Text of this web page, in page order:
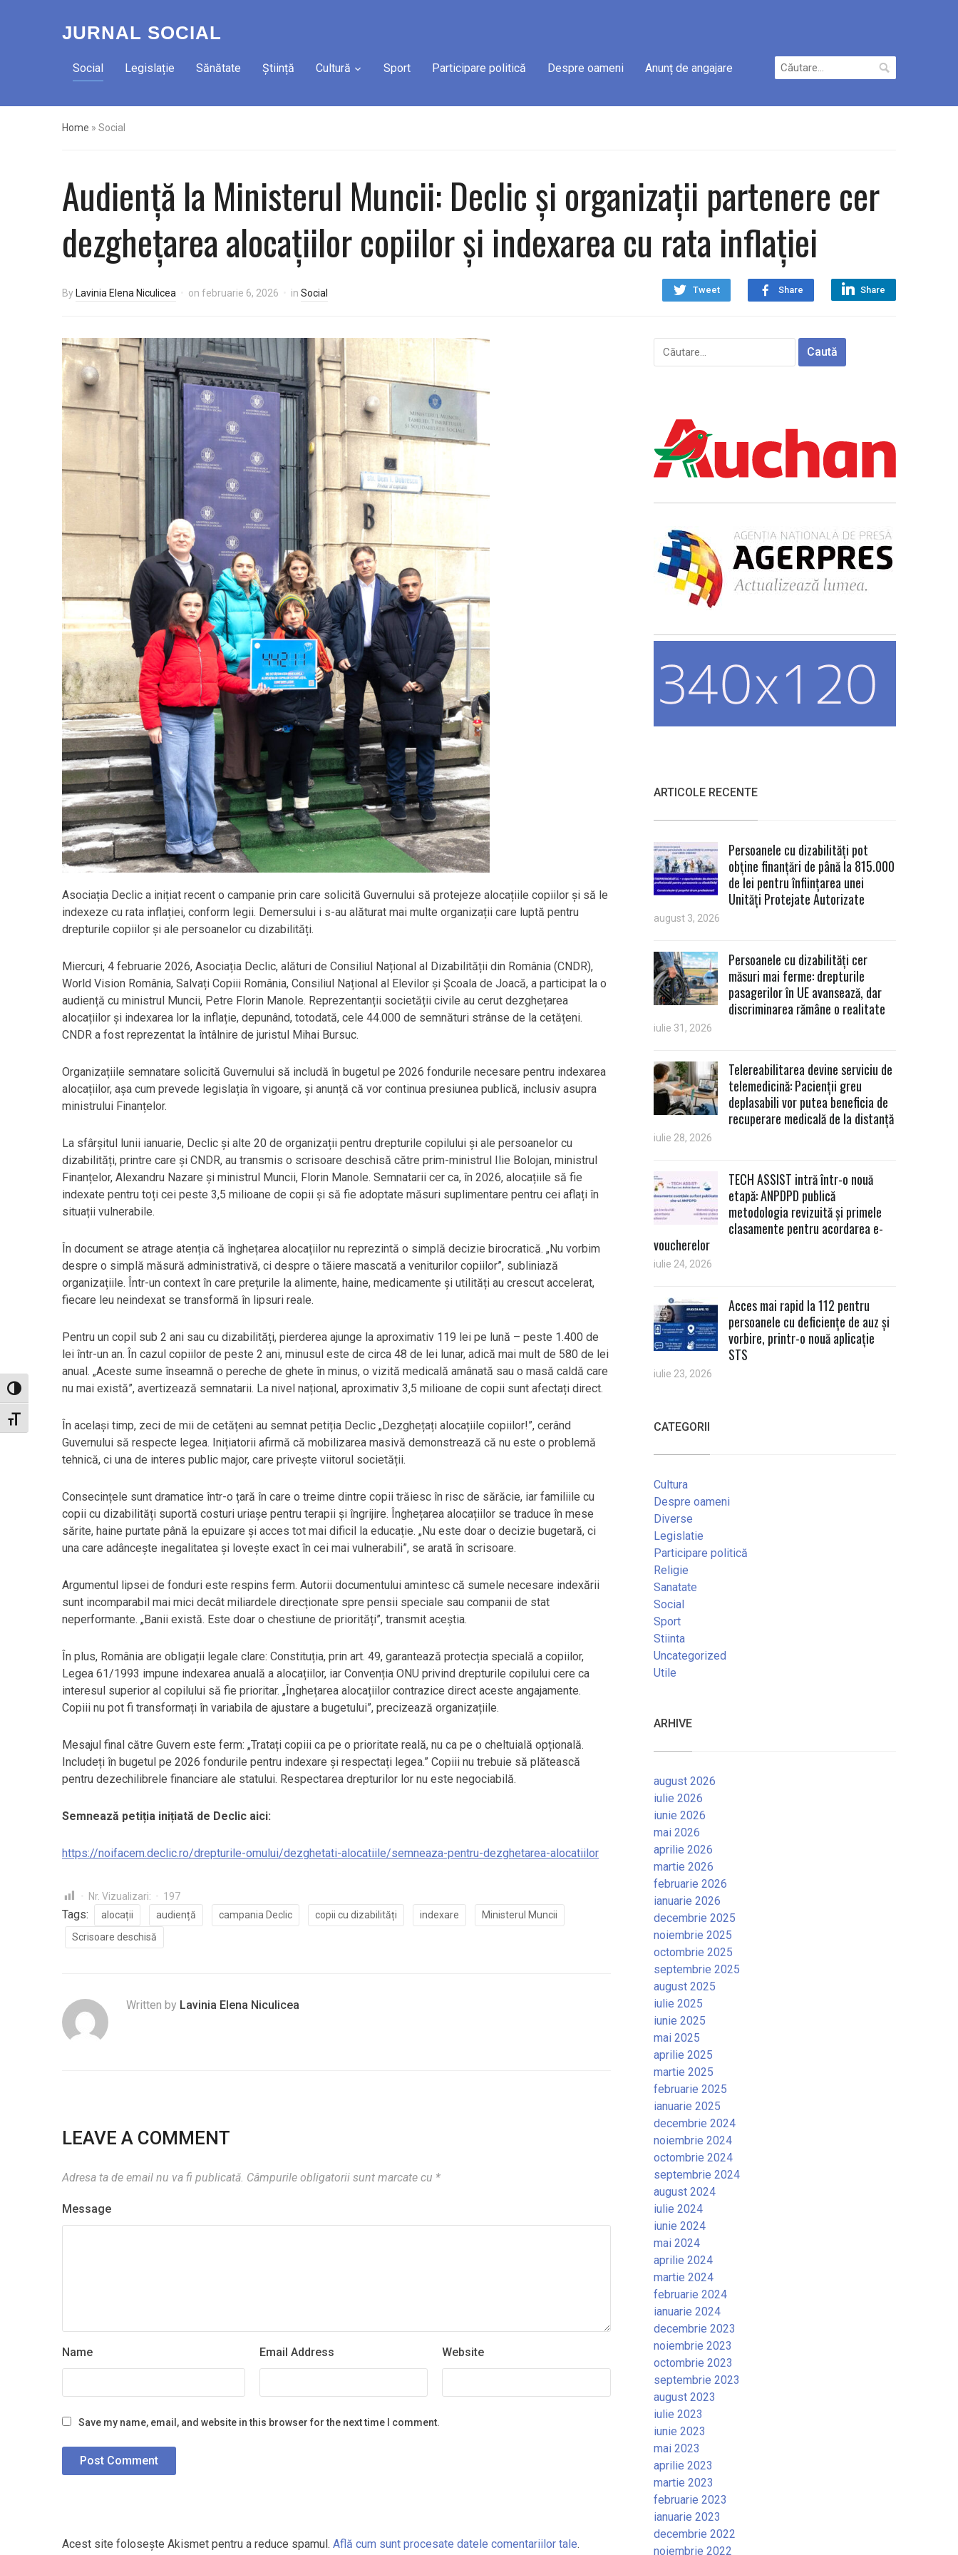
Toggle High Contrast
Toggle Font size
JURNAL SOCIAL
Social Legislație Sănătate Știință Cultură Sport Participare politică Despre oameni Anunț de angajare
Caută
după:
Home » Social
Audiență la Ministerul Muncii: Declic și organizații partenere cer
dezghețarea alocațiilor copiilor și indexarea cu rata inflației
Tweet Share Share
By Lavinia Elena Niculicea on februarie 6, 2026 in Social
Asociația Declic a inițiat recent o campanie prin care solicită Guvernului să protejeze alocațiile copiilor și să le
indexeze cu rata inflației, conform legii. Demersului i s-au alăturat mai multe organizații care luptă pentru
drepturile copiilor și ale persoanelor cu dizabilități.
Miercuri, 4 februarie 2026, Asociația Declic, alături de Consiliul Național al Dizabilității din România (CNDR),
World Vision România, Salvați Copiii România, Consiliul Național al Elevilor și Şcoala de Joacă, a participat la o
audiență cu ministrul Muncii, Petre Florin Manole. Reprezentanții societății civile au cerut dezghețarea
alocațiilor și indexarea lor la inflație, depunând, totodată, cele 44.000 de semnături strânse de la cetățeni.
CNDR a fost reprezentat la întâlnire de juristul Mihai Bursuc.
Organizațiile semnatare solicită Guvernului să includă în bugetul pe 2026 fondurile necesare pentru indexarea
alocațiilor, așa cum prevede legislația în vigoare, și anunță că vor continua presiunea publică, inclusiv asupra
ministrului Finanțelor.
La sfârșitul lunii ianuarie, Declic și alte 20 de organizații pentru drepturile copilului și ale persoanelor cu
dizabilități, printre care și CNDR, au transmis o scrisoare deschisă către prim-ministrul Ilie Bolojan, ministrul
Finanțelor, Alexandru Nazare și ministrul Muncii, Florin Manole. Semnatarii cer ca, în 2026, alocațiile să fie
indexate pentru toți cei peste 3,5 milioane de copii și să fie adoptate măsuri suplimentare pentru cei aflați în
situații vulnerabile.
În document se atrage atenția că înghețarea alocațiilor nu reprezintă o simplă decizie birocratică. „Nu vorbim
despre o simplă măsură administrativă, ci despre o tăiere mascată a veniturilor copiilor”, subliniază
organizațiile. Într-un context în care prețurile la alimente, haine, medicamente și utilități au crescut accelerat,
fiecare leu neindexat se transformă în lipsuri reale.
Pentru un copil sub 2 ani sau cu dizabilități, pierderea ajunge la aproximativ 119 lei pe lună – peste 1.400 de
lei într-un an. În cazul copiilor de peste 2 ani, minusul este de circa 48 de lei lunar, adică mai mult de 580 de lei
anual. „Aceste sume înseamnă o pereche de ghete în minus, o vizită medicală amânată sau o masă caldă care
nu mai există”, avertizează semnatarii. La nivel național, aproximativ 3,5 milioane de copii sunt afectați direct.
În același timp, zeci de mii de cetățeni au semnat petiția Declic „Dezghețați alocațiile copiilor!”, cerând
Guvernului să respecte legea. Inițiatorii afirmă că mobilizarea masivă demonstrează că nu este o problemă
tehnică, ci una de interes public major, care privește viitorul societății.
Consecințele sunt dramatice într-o țară în care o treime dintre copii trăiesc în risc de sărăcie, iar familiile cu
copii cu dizabilități suportă costuri uriașe pentru terapii și îngrijire. Înghețarea alocațiilor se traduce în mese
sărite, haine purtate până la epuizare și acces tot mai dificil la educație. „Nu este doar o decizie bugetară, ci
una care adâncește inegalitatea și lovește exact în cei mai vulnerabili”, se arată în scrisoare.
Argumentul lipsei de fonduri este respins ferm. Autorii documentului amintesc că sumele necesare indexării
sunt incomparabil mai mici decât miliardele direcționate spre pensii speciale sau companii de stat
neperformante. „Banii există. Este doar o chestiune de priorități”, transmit aceștia.
În plus, România are obligații legale clare: Constituția, prin art. 49, garantează protecția specială a copiilor,
Legea 61/1993 impune indexarea anuală a alocațiilor, iar Convenția ONU privind drepturile copilului cere ca
interesul superior al copilului să fie prioritar. „Înghețarea alocațiilor contrazice direct aceste angajamente.
Copiii nu pot fi transformați în variabila de ajustare a bugetului”, precizează organizațiile.
Mesajul final către Guvern este ferm: „Tratați copiii ca pe o prioritate reală, nu ca pe o cheltuială opțională.
Includeți în bugetul pe 2026 fondurile pentru indexare și respectați legea.” Copiii nu trebuie să plătească
pentru dezechilibrele financiare ale statului. Respectarea drepturilor lor nu este negociabilă.
Semnează petiția inițiată de Declic aici:
https://noifacem.declic.ro/drepturile-omului/dezghetati-alocatiile/semneaza-pentru-dezghetarea-alocatiilor
Nr. Vizualizari: 197
Tags: alocații audiență campania Declic copii cu dizabilități indexare
Ministerul Muncii
Scrisoare deschisă
Written by Lavinia Elena Niculicea
LEAVE A COMMENT
Adresa ta de email nu va fi publicată. Câmpurile obligatorii sunt marcate cu *
Message
Name Email Address Website
Save my name, email, and website in this browser for the next time I comment.
Acest site folosește Akismet pentru a reduce spamul. Află cum sunt procesate datele comentariilor tale.
Caută
după:
ARTICOLE RECENTE
Persoanele cu dizabilități pot
obține finanțări de până la 815.000
de lei pentru înființarea unei
Unități Protejate Autorizate
august 3, 2026
Persoanele cu dizabilități cer
măsuri mai ferme: drepturile
pasagerilor în UE avansează, dar
discriminarea rămâne o realitate
iulie 31, 2026
Telereabilitarea devine serviciu de
telemedicină: Pacienții greu
deplasabili vor putea beneficia de
recuperare medicală de la distanță
iulie 28, 2026
TECH ASSIST intră într-o nouă
etapă: ANPDPD publică
metodologia revizuită și primele
clasamente pentru acordarea e-
voucherelor
iulie 24, 2026
Acces mai rapid la 112 pentru
persoanele cu deficiențe de auz și
vorbire, printr-o nouă aplicație
STS
iulie 23, 2026
CATEGORII
Cultura
Despre oameni
Diverse
Legislatie
Participare politică
Religie
Sanatate
Social
Sport
Stiinta
Uncategorized
Utile
ARHIVE
august 2026
iulie 2026
iunie 2026
mai 2026
aprilie 2026
martie 2026
februarie 2026
ianuarie 2026
decembrie 2025
noiembrie 2025
octombrie 2025
septembrie 2025
august 2025
iulie 2025
iunie 2025
mai 2025
aprilie 2025
martie 2025
februarie 2025
ianuarie 2025
decembrie 2024
noiembrie 2024
octombrie 2024
septembrie 2024
august 2024
iulie 2024
iunie 2024
mai 2024
aprilie 2024
martie 2024
februarie 2024
ianuarie 2024
decembrie 2023
noiembrie 2023
octombrie 2023
septembrie 2023
august 2023
iulie 2023
iunie 2023
mai 2023
aprilie 2023
martie 2023
februarie 2023
ianuarie 2023
decembrie 2022
noiembrie 2022